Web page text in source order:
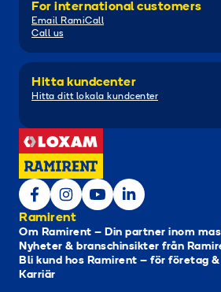
For international customers
Email RamiCall
Call us
Hitta kundcenter
Hitta ditt lokala kundcenter
Ramirent
Om Ramirent – Din partner inom
Nyheter & branschinsikter från
Bli kund hos Ramirent – för företag
Karriär